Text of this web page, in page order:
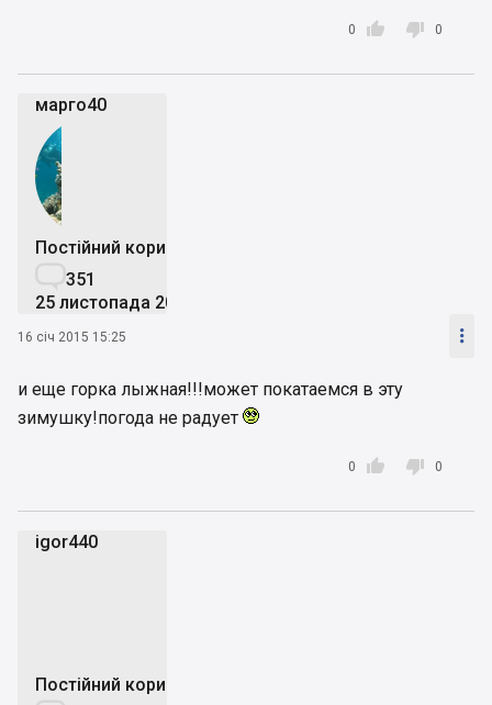

0  0
марго40
Постійний користувач
351
25 листопада 2013
16 січ 2015 15:25 
и еще горка лыжная!!!может покатаемся в эту
зимушку!погода не радует

0  0
igor440
Постійний користувач